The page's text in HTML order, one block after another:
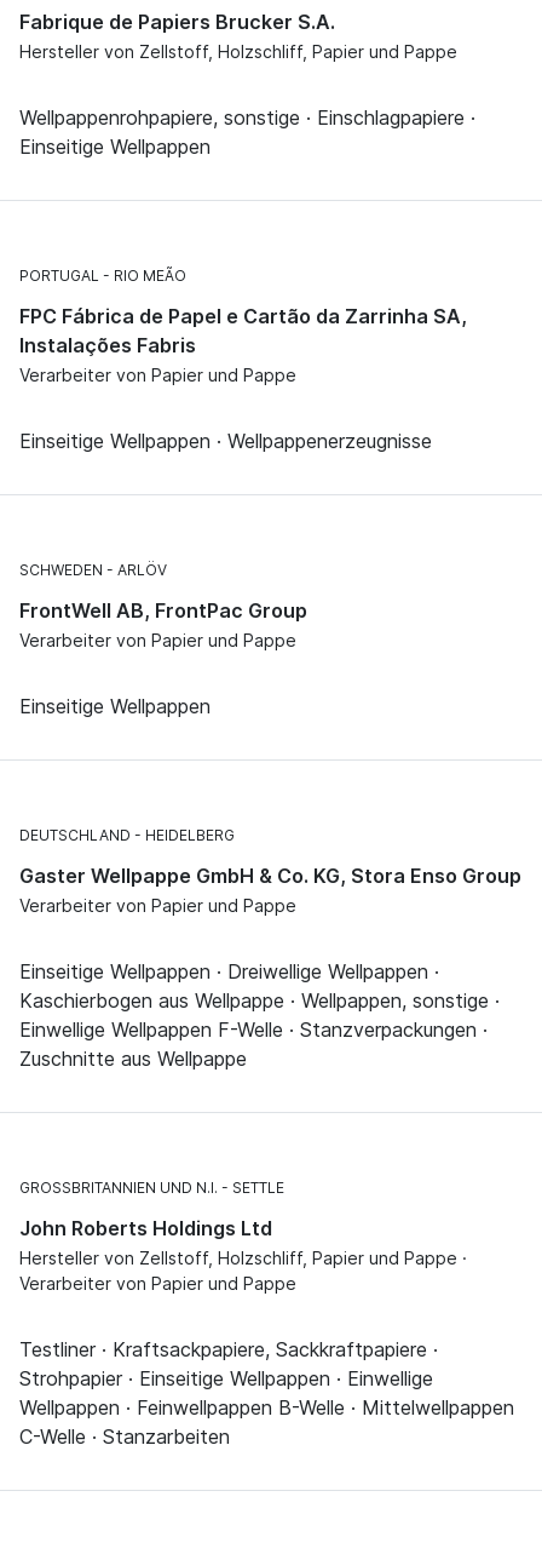
Fabrique de Papiers Brucker S.A.
Hersteller von Zellstoff, Holzschliff, Papier und Pappe
Wellpappenrohpapiere, sonstige · Einschlagpapiere ·
Einseitige Wellpappen
PORTUGAL RIO MEÃO
FPC Fábrica de Papel e Cartão da Zarrinha SA,
Instalações Fabris
Verarbeiter von Papier und Pappe
Einseitige Wellpappen · Wellpappenerzeugnisse
SCHWEDEN ARLÖV
FrontWell AB, FrontPac Group
Verarbeiter von Papier und Pappe
Einseitige Wellpappen
DEUTSCHLAND HEIDELBERG
Gaster Wellpappe GmbH & Co. KG, Stora Enso Group
Verarbeiter von Papier und Pappe
Einseitige Wellpappen · Dreiwellige Wellpappen ·
Kaschierbogen aus Wellpappe · Wellpappen, sonstige ·
Einwellige Wellpappen F-Welle · Stanzverpackungen ·
Zuschnitte aus Wellpappe
GROSSBRITANNIEN UND N.I. SETTLE
John Roberts Holdings Ltd
Hersteller von Zellstoff, Holzschliff, Papier und Pappe ·
Verarbeiter von Papier und Pappe
Testliner · Kraftsackpapiere, Sackkraftpapiere ·
Strohpapier · Einseitige Wellpappen · Einwellige
Wellpappen · Feinwellpappen B-Welle · Mittelwellpappen
C-Welle · Stanzarbeiten